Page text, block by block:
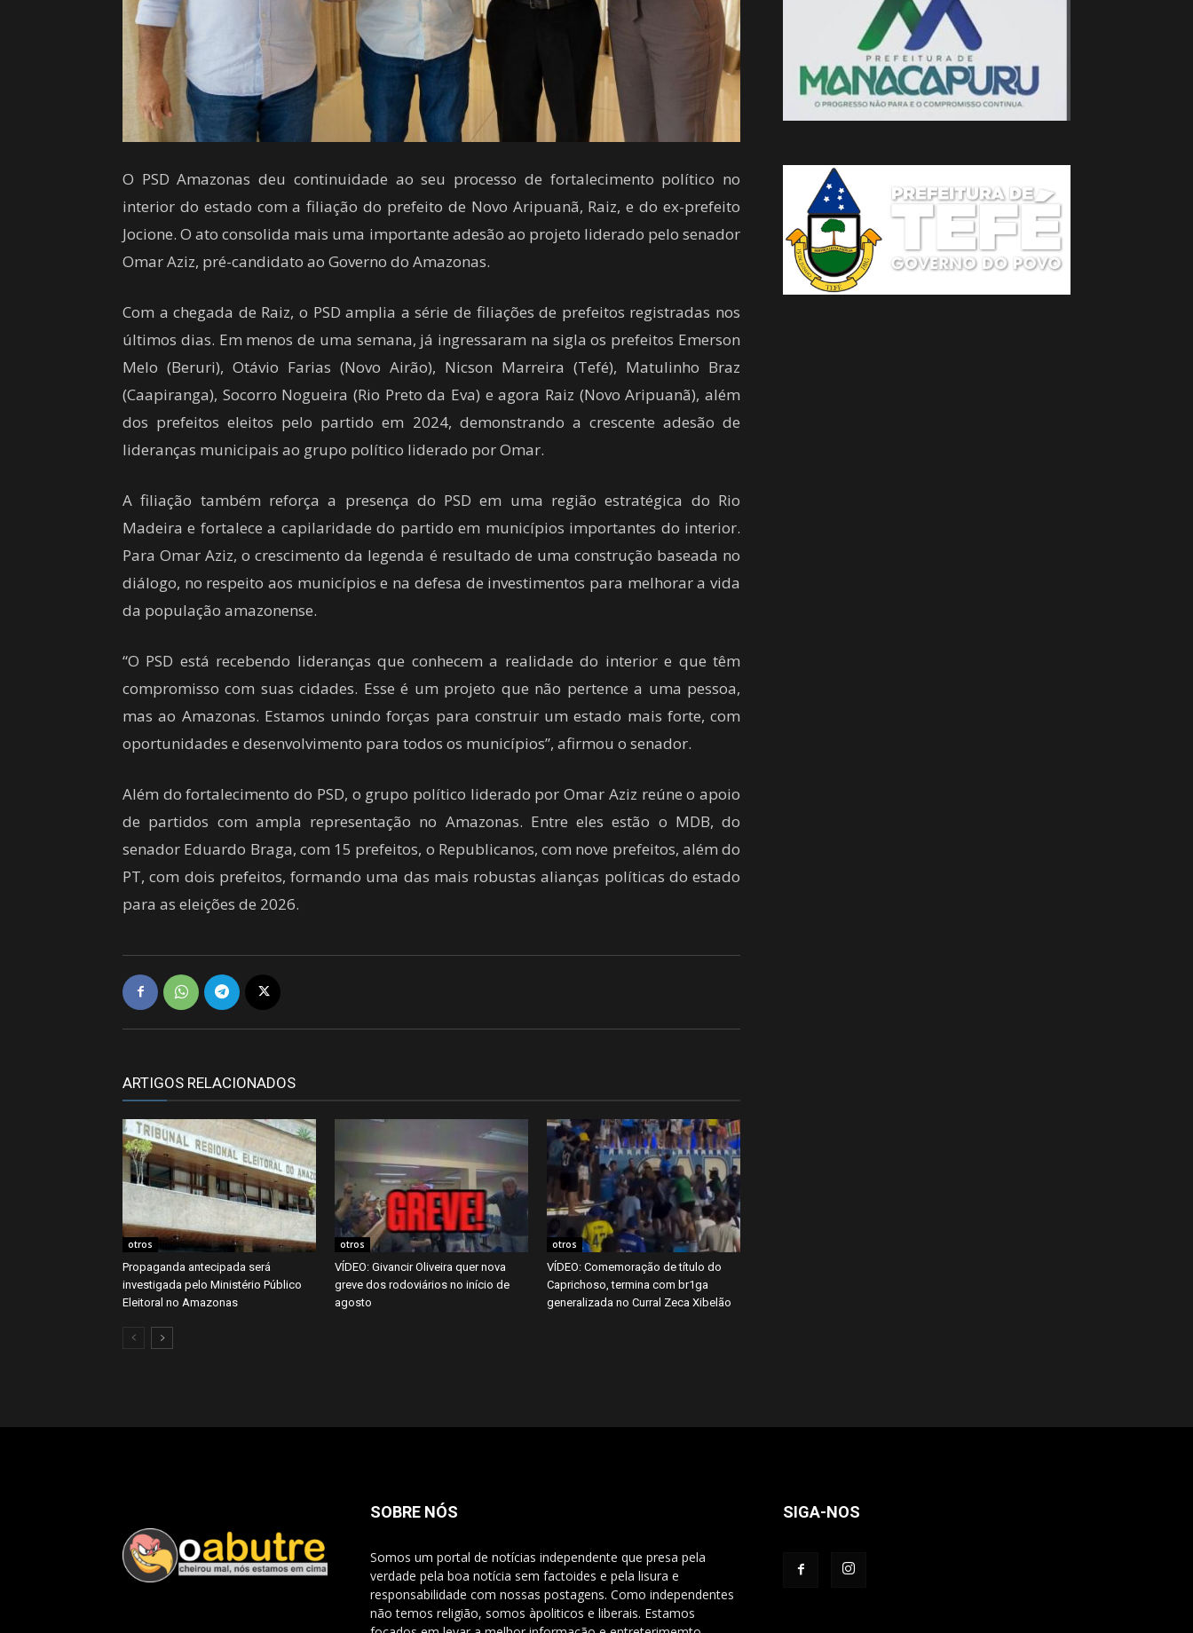
O PSD Amazonas deu continuidade ao seu processo de fortalecimento político no
interior do estado com a filiação do prefeito de Novo Aripuanã, Raiz, e do ex-prefeito
Jocione. O ato consolida mais uma importante adesão ao projeto liderado pelo senador
Omar Aziz, pré-candidato ao Governo do Amazonas.
Com a chegada de Raiz, o PSD amplia a série de filiações de prefeitos registradas nos
últimos dias. Em menos de uma semana, já ingressaram na sigla os prefeitos Emerson
Melo (Beruri), Otávio Farias (Novo Airão), Nicson Marreira (Tefé), Matulinho Braz
(Caapiranga), Socorro Nogueira (Rio Preto da Eva) e agora Raiz (Novo Aripuanã), além
dos prefeitos eleitos pelo partido em 2024, demonstrando a crescente adesão de
lideranças municipais ao grupo político liderado por Omar.
A filiação também reforça a presença do PSD em uma região estratégica do Rio
Madeira e fortalece a capilaridade do partido em municípios importantes do interior.
Para Omar Aziz, o crescimento da legenda é resultado de uma construção baseada no
diálogo, no respeito aos municípios e na defesa de investimentos para melhorar a vida
da população amazonense.
“O PSD está recebendo lideranças que conhecem a realidade do interior e que têm
compromisso com suas cidades. Esse é um projeto que não pertence a uma pessoa,
mas ao Amazonas. Estamos unindo forças para construir um estado mais forte, com
oportunidades e desenvolvimento para todos os municípios”, afirmou o senador.
Além do fortalecimento do PSD, o grupo político liderado por Omar Aziz reúne o apoio
de partidos com ampla representação no Amazonas. Entre eles estão o MDB, do
senador Eduardo Braga, com 15 prefeitos, o Republicanos, com nove prefeitos, além do
PT, com dois prefeitos, formando uma das mais robustas alianças políticas do estado
para as eleições de 2026.
ARTIGOS RELACIONADOS
otros
Propaganda antecipada será
investigada pelo Ministério Público
Eleitoral no Amazonas
otros
VÍDEO: Givancir Oliveira quer nova
greve dos rodoviários no início de
agosto
otros
VÍDEO: Comemoração de título do
Caprichoso, termina com br1ga
generalizada no Curral Zeca Xibelão
SOBRE NÓS
Somos um portal de notícias independente que presa pela
verdade pela boa notícia sem factoides e pela lisura e
responsabilidade com nossas postagens. Como independentes
não temos religião, somos àpoliticos e liberais. Estamos
SIGA-NOS